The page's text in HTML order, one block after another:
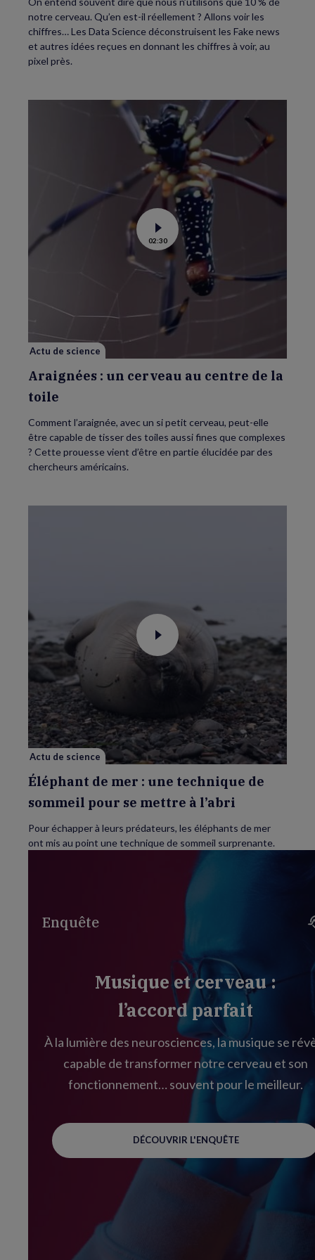
notre cerveau. Qu’en est-il réellement ? Allons voir les
chiffres… Les Data Science déconstruisent les Fake news
et autres idées reçues en donnant les chiffres à voir, au
pixel près.
Voir
la
vidéo
de
Araignées
:
cerveau
centre
de
la
02:30
Actu de science
Araignées : un cerveau au centre de la
toile
Comment l’araignée, avec un si petit cerveau, peut-elle
être capable de tisser des toiles aussi fines que complexes
? Cette prouesse vient d’être en partie élucidée par des
chercheurs américains.
Voir
vidéo
de
Éléphant
technique
de
sommeil
pour
se
mettre
l’abri
Actu de science
Éléphant de mer : une technique de
sommeil pour se mettre à l’abri
Pour échapper à leurs prédateurs, les éléphants de mer
ont mis au point une technique de sommeil surprenante.
Enquête
Musique et cerveau :
l’accord parfait
À la lumière des neurosciences, la musique se
capable de transformer notre cerveau et son
fonctionnement… souvent pour le meilleur.
DÉCOUVRIR L'ENQUÊTE